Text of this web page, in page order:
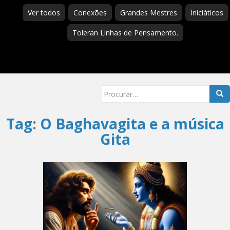
Ver todos Conexões Grandes Mestres Iniciáticos
Toleran Linhas de Pensamento.
for:
Tag: O Baghavagita e a música
Gita